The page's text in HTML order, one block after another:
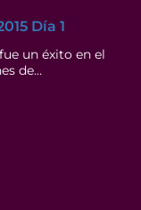
Día 1
un éxito en el
de…